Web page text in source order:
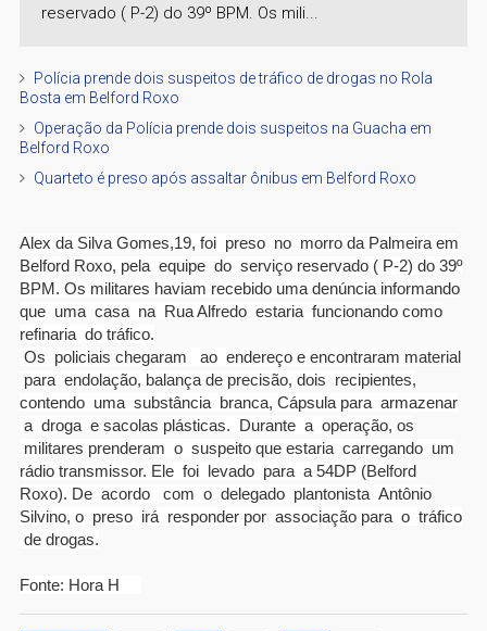
reservado ( P-2) do 39º BPM. Os mili...
Polícia prende dois suspeitos de tráfico de drogas no Rola
Bosta em Belford Roxo
Operação da Polícia prende dois suspeitos na Guacha em
Belford Roxo
Quarteto é preso após assaltar ônibus em Belford Roxo
Alex da Silva Gomes,19, foi preso no morro da Palmeira em
Belford Roxo, pela equipe do serviço reservado ( P-2) do 39º
BPM. Os militares haviam recebido uma denúncia informando
que uma casa na Rua Alfredo estaria funcionando como
refinaria do tráfico.
Os policiais chegaram ao endereço e encontraram material
para endolação, balança de precisão, dois recipientes,
contendo uma substância branca, Cápsula para armazenar
a droga e sacolas plásticas. Durante a operação, os
militares prenderam o suspeito que estaria carregando um
rádio transmissor. Ele foi levado para a 54DP (Belford
Roxo). De acordo com o delegado plantonista Antônio
Silvino, o preso irá responder por associação para o tráfico
de drogas.
Fonte: Hora H